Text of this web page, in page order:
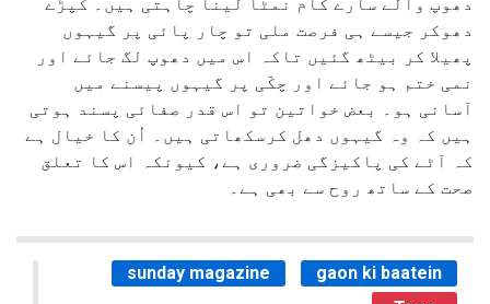
دھوکر جیسے ہی فرصت ملی تو چار پائی پر گیہوں
پھیلا کر بیٹھ گئیں تاکہ اس میں دھوپ لگ جائے اور
نمی ختم ہو جائے اور چکّی پر گیہوں پیسنے میں
آسانی ہو۔ بعض خواتین تو اس قدر صفائی پسند ہوتی
ہیں کہ وہ گیہوں دھل کرسکھاتی ہیں۔ اُن کا خیال ہے
کہ آٹے کی پاکیزگی ضروری ہے، کیونکہ اس کا تعلق
صحت کے ساتھ روح سے بھی ہے۔
sunday magazine
gaon ki baatein